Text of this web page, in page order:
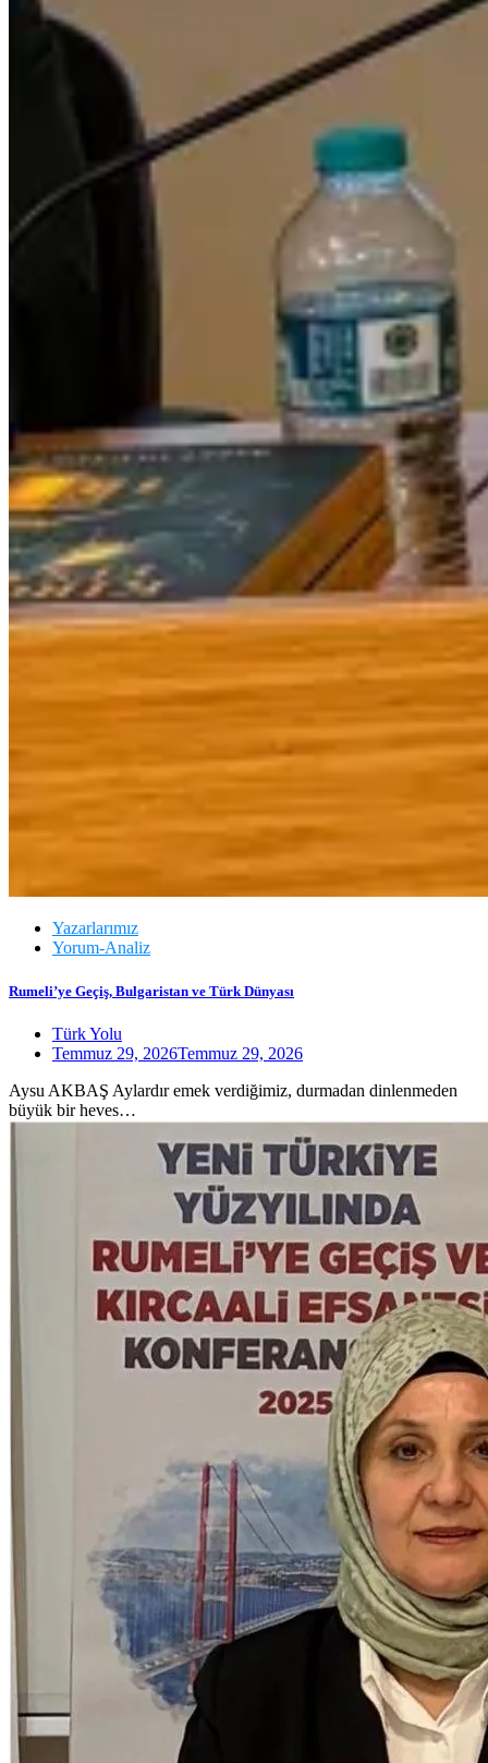
Yazarlarımız
Yorum-Analiz
Rumeli’ye Geçiş, Bulgaristan ve Türk Dünyası
Türk Yolu
Temmuz 29, 2026Temmuz 29, 2026
Aysu AKBAŞ Aylardır emek verdiğimiz, durmadan dinlenmeden
büyük bir heves…